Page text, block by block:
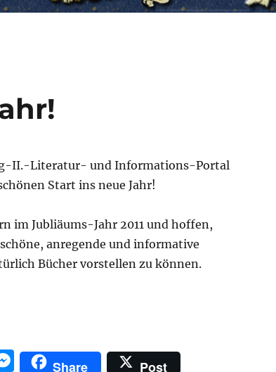
II.-Literatur- und Informations-Portal
Start ins neue Jahr!
im Jubliäums-Jahr 2011 und hoffen,
anregende und informative
Bücher vorstellen zu können.
M
Share
Post